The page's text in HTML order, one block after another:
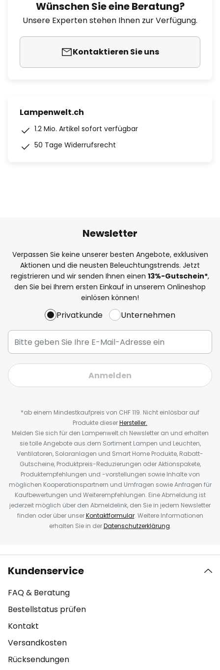
Wünschen Sie eine Beratung?
Unsere Experten stehen Ihnen zur Verfügung.
Kontaktieren Sie uns
Lampenwelt.ch
1.2 Mio. Artikel sofort verfügbar
50 Tage Widerrufsrecht
Newsletter
Verpassen Sie keine unserer besten Angebote, exklusiven
Aktionen und die neusten Beleuchtungstrends. Jetzt
registrieren und wir senden Ihnen einen 13%-Gutschein*,
den Sie bei Ihrem ersten Einkauf in unserem Onlineshop
einlösen können!
Privatkunde Unternehmen
Anmelden
*ab einem Mindestkaufpreis von CHF 119. Nicht einlösbar auf
Produkte dieserHersteller.
Melden Sie sich für den Lampenwelt.ch Newsletter an und erhalten
sie tolle Angebote aus dem Sortiment Lampen und Leuchten,
Ventilatoren, Solaranlagen und Smart Home Produkte, Rabatt-
Gutscheine, Produktpreis-Reduzierungen oder Aktionspakete,
Produktempfehlungen und -vorstellungen sowie Inhalte von
möglichen Kooperationspartnern und Umfragen sowie Anfragen für
Kaufbewertungen und Weiterempfehlungen. Eine Abmeldung ist
jederzeit möglich über den Abmeldelink, den Sie in jedem Newsletter
finden oder über unserKontaktformular. Weitere Informationen
erhalten Sie in derDatenschutzerklärung.
Kundenservice
FAQ & Beratung
Bestellstatus prüfen
Kontakt
Versandkosten
Rücksendungen